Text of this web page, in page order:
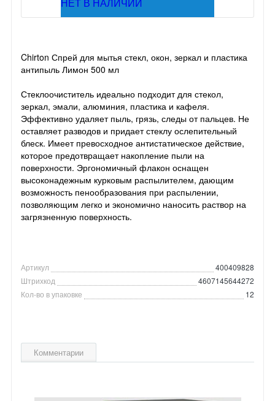
Chirton Спрей для мытья стекл, окон, зеркал и пластика
антипыль Лимон 500 мл
Стеклоочиститель идеально подходит для стекол,
зеркал, эмали, алюминия, пластика и кафеля.
Эффективно удаляет пыль, грязь, следы от пальцев. Не
оставляет разводов и придает стеклу ослепительный
блеск. Имеет превосходное антистатическое действие,
которое предотвращает накопление пыли на
поверхности. Эргономичный флакон оснащен
высоконадежным курковым распылителем, дающим
возможность пенообразования при распылении,
позволяющим легко и экономично наносить раствор на
загрязненную поверхность.
Артикул
400409828
Штрихкод
4607145644272
Кол-во в упаковке
12
Комментарии